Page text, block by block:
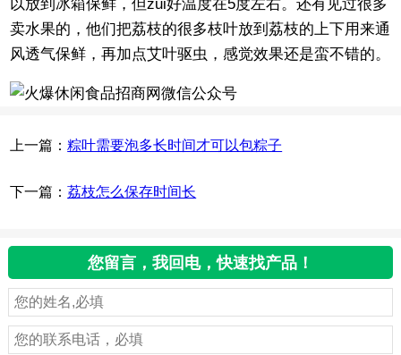
以放到冰箱保鲜，但zui好温度在5度左右。还有见过很多
卖水果的，他们把荔枝的很多枝叶放到荔枝的上下用来通
风透气保鲜，再加点艾叶驱虫，感觉效果还是蛮不错的。
上一篇：粽叶需要泡多长时间才可以包粽子
下一篇：荔枝怎么保存时间长
您留言，我回电，快速找产品！